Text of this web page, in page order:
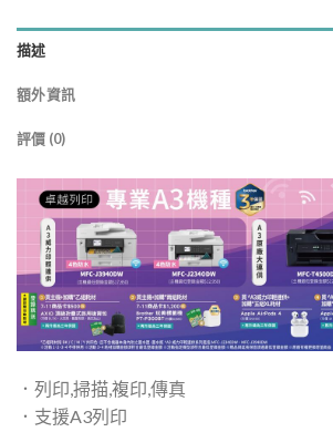
描述
額外資訊
評價 (0)
．列印,掃描,複印,傳真
．支援A3列印